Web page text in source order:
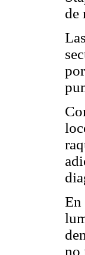
de
En
no